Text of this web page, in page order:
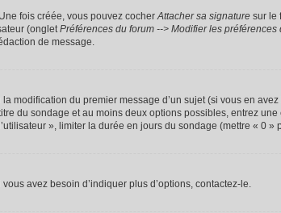
fois créée, vous pouvez cocherAttacher sa signature sur le
(ongletPréférences du forum --> Modifier les préférences
de message.
modification du premier message d’un sujet (si vous en
du sondage et au moins deux options possibles, entrez
», limiter la durée en jours du sondage (mettre « 0
avez besoin d’indiquer plus d’options, contactez-le.